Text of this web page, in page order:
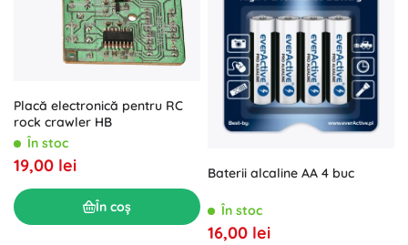
Placă electronică pentru RC
rock crawler HB
În stoc
19,00 lei
În coș
Baterii alcaline AA 4 buc
În stoc
16,00 lei